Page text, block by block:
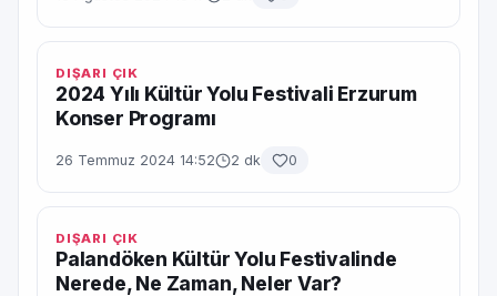
DIŞARI ÇIK
2024 Yılı Kültür Yolu Festivali Erzurum
Konser Programı
26 Temmuz 2024 14:52 2 dk 0
DIŞARI ÇIK
Palandöken Kültür Yolu Festivalinde
Nerede, Ne Zaman, Neler Var?